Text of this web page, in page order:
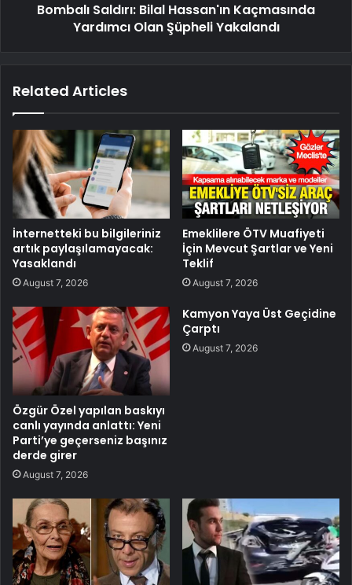
Bombalı Saldırı: Bilal Hassan'ın Kaçmasında
Yardımcı Olan Şüpheli Yakalandı
Related Articles
İnternetteki bu bilgileriniz
artık paylaşılamayacak:
Yasaklandı
August 7, 2026
Emeklilere ÖTV Muafiyeti
İçin Mevcut Şartlar ve Yeni
Teklif
August 7, 2026
Özgür Özel yapılan baskıyı
canlı yayında anlattı: Yeni
Parti’ye geçerseniz başınız
derde girer
August 7, 2026
Kamyon Yaya Üst Geçidine
Çarptı
August 7, 2026